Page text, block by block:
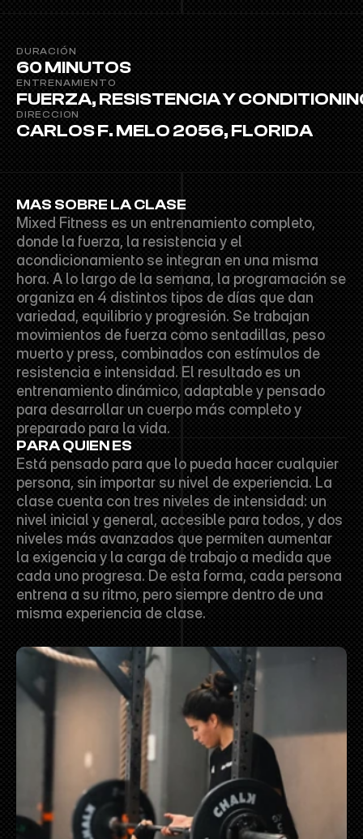
DURACIÓN
60 MINUTOS
ENTRENAMIENTO
FUERZA, RESISTENCIA Y
DIRECCION
CARLOS F. MELO 2056, FLORIDA
MAS SOBRE LA CLASE
Mixed Fitness es un entrenamiento completo,
donde la fuerza, la resistencia y el
acondicionamiento se integran en una misma
hora. A lo largo de la semana, la programación se
organiza en 4 distintos tipos de días que dan
variedad, equilibrio y progresión. Se trabajan
movimientos de fuerza como sentadillas, peso
muerto y press, combinados con estímulos de
resistencia e intensidad. El resultado es un
entrenamiento dinámico, adaptable y pensado
para desarrollar un cuerpo más completo y
preparado para la vida.
PARA QUIEN ES
Está pensado para que lo pueda hacer cualquier
persona, sin importar su nivel de experiencia. La
clase cuenta con tres niveles de intensidad: un
nivel inicial y general, accesible para todos, y dos
niveles más avanzados que permiten aumentar
la exigencia y la carga de trabajo a medida que
cada uno progresa. De esta forma, cada persona
entrena a su ritmo, pero siempre dentro de una
misma experiencia de clase.